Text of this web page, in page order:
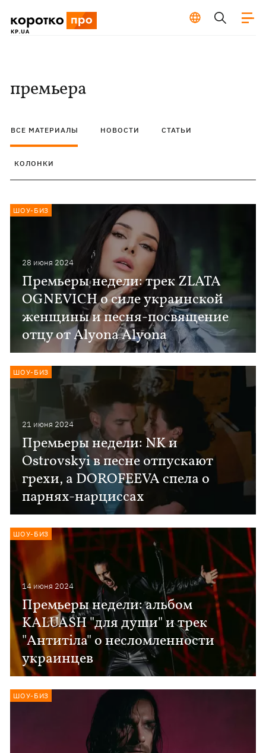
премьера
ВСЕ МАТЕРИАЛЫ НОВОСТИ СТАТЬИ
КОЛОНКИ
28 июня 2024
Премьеры недели: трек ZLATA
OGNEVICH о силе украинской
женщины и песня-посвящение
отцу от Alyona Alyona
ШОУ-БИЗ
21 июня 2024
Премьеры недели: NK и
Ostrovskyi в песне отпускают
грехи, а DOROFEEVA спела о
парнях-нарциссах
ШОУ-БИЗ
14 июня 2024
Премьеры недели: альбом
KALUASH "для души" и трек
"Антитіла" о несломленности
украинцев
ШОУ-БИЗ
ШОУ-БИЗ